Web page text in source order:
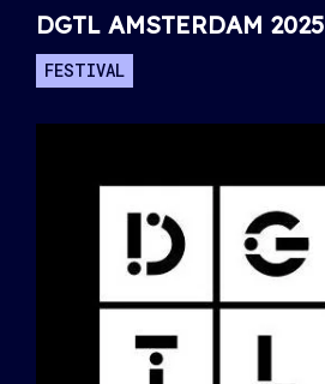
DGTL AMSTERDAM 2025
FESTIVAL